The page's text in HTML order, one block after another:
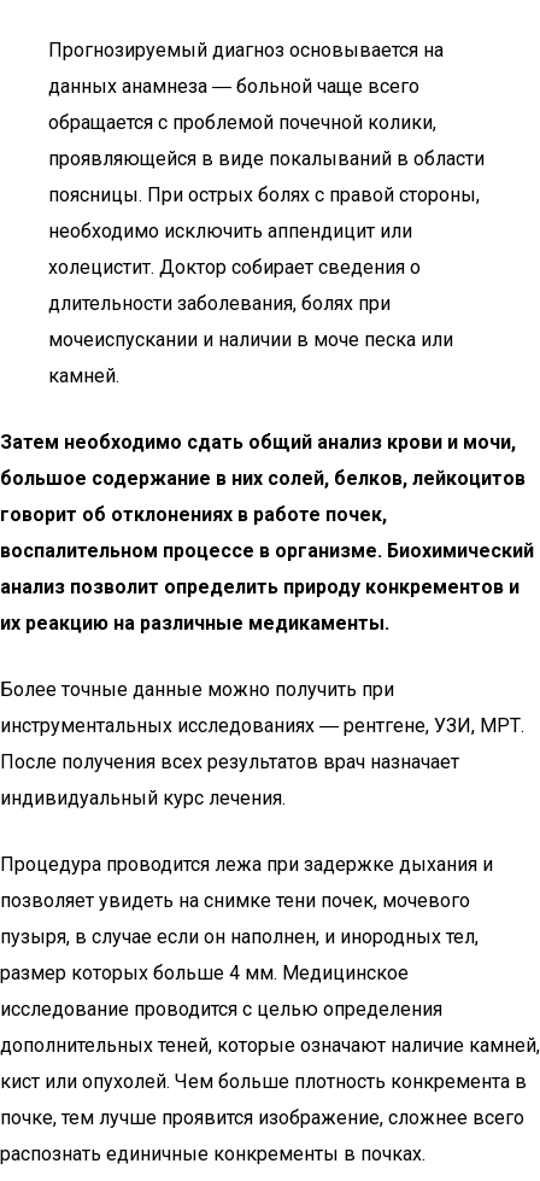
Прогнозируемый диагноз основывается на
данных анамнеза ― больной чаще всего
обращается с проблемой почечной колики,
проявляющейся в виде покалываний в области
поясницы. При острых болях с правой стороны,
необходимо исключить аппендицит или
холецистит. Доктор собирает сведения о
длительности заболевания, болях при
мочеиспускании и наличии в моче песка или
камней.
Затем необходимо сдать общий анализ крови и мочи,
большое содержание в них солей, белков, лейкоцитов
говорит об отклонениях в работе почек,
воспалительном процессе в организме. Биохимический
анализ позволит определить природу конкрементов и
их реакцию на различные медикаменты.
Более точные данные можно получить при
инструментальных исследованиях ― рентгене, УЗИ, МРТ.
После получения всех результатов врач назначает
индивидуальный курс лечения.
Процедура проводится лежа при задержке дыхания и
позволяет увидеть на снимке тени почек, мочевого
пузыря, в случае если он наполнен, и инородных тел,
размер которых больше 4 мм. Медицинское
исследование проводится с целью определения
дополнительных теней, которые означают наличие камней,
кист или опухолей. Чем больше плотность конкремента в
почке, тем лучше проявится изображение, сложнее всего
распознать единичные конкременты в почках.